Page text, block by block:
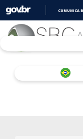
COMUNICA